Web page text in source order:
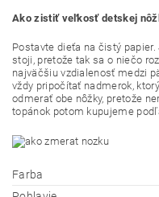
Ako zistiť veľkosť detskej
Postavte dieťa na čistý
stoji, pretože tak sa o niečo
najväčšiu vzdialenosť medzi
vždy pripočítať nadmerok,
odmerať obe nôžky, pretože
topánok potom kupujeme
Farba